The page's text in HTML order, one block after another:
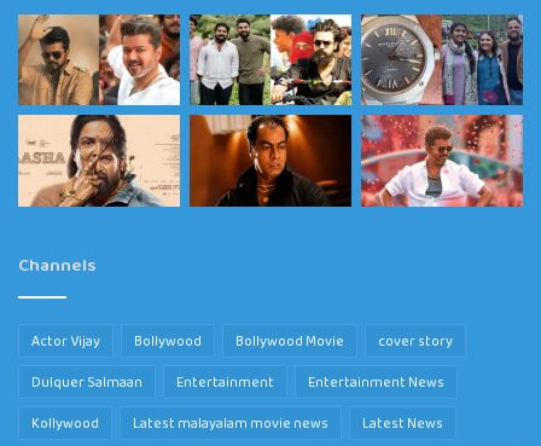
Channels
Actor Vijay Bollywood Bollywood Movie
cover story
Dulquer Salmaan
Entertainment
Entertainment News
Kollywood
Latest malayalam movie news
Latest News